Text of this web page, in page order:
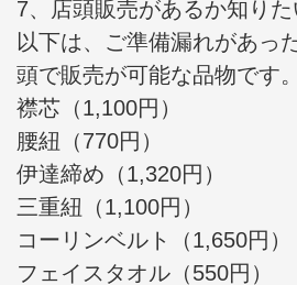
7、店頭販売があるか知りた
以下は、ご準備漏れがあっ
頭で販売が可能な品物です
襟芯（1,100円）
腰紐（770円）
伊達締め（1,320円）
三重紐（1,100円）
コーリンベルト（1,650円）
フェイスタオル（550円）